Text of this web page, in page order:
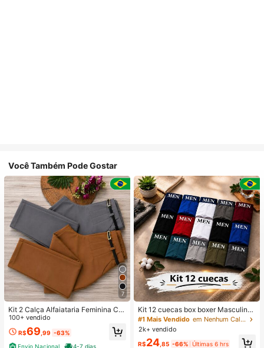
Você Também Pode Gostar
7
Kit 2 Calça Alfaiataria Feminina Co
m Cinto
100+ vendido
R$69 ,99 -63%
Envio Nacional
4-7 dias
Kit 12 cuecas box boxer Masculinas
Premium Microfibra Confort Boxer o
u 4
#1 Mais Vendido
em Nenhum Calções de banho masculinos
2k+ vendido
R$24 ,85 -66% Últimas 6 hrs